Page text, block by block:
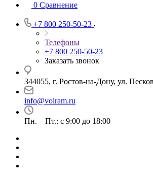
0 Сравнение
+7 800 250-50-23
Телефоны
+7 800 250-50-23
Заказать звонок
344055, г. Ростов-на-Дону, ул.
info@volram.ru
Пн. – Пт.: с 9:00 до 18:00